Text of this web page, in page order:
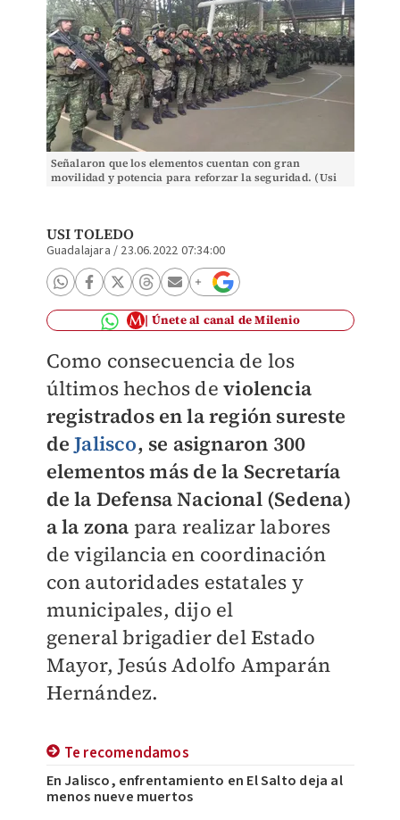
Señalaron que los elementos cuentan con gran
movilidad y potencia para reforzar la seguridad. (Usi
USI TOLEDO
Guadalajara / 23.06.2022 07:34:00
Únete al canal de Milenio
Como consecuencia de los
últimos hechos deviolencia
registrados en la región sureste
deJalisco, se asignaron 300
elementos más de la Secretaría
de la Defensa Nacional (Sedena)
a la zona para realizar labores
de vigilancia en coordinación
con autoridades estatales y
municipales, dijo el
generalbrigadier del Estado
Mayor, JesúsAdolfo Amparán
Hernández.
Te recomendamos
En Jalisco, enfrentamiento en El Salto deja al
menos nueve muertos